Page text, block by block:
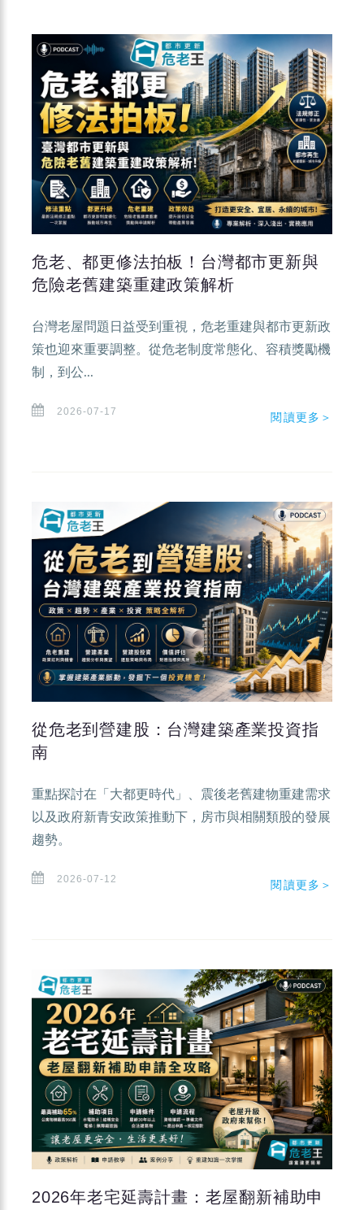
危老、都更修法拍板！台灣都市更新與
危險老舊建築重建政策解析
台灣老屋問題日益受到重視，危老重建與都市更新政
策也迎來重要調整。從危老制度常態化、容積獎勵機
制，到公...
2026-07-17 閱讀更多＞
從危老到營建股：台灣建築產業投資指
南
重點探討在「大都更時代」、震後老舊建物重建需求
以及政府新青安政策推動下，房市與相關類股的發展
趨勢。
2026-07-12 閱讀更多＞
2026年老宅延壽計畫：老屋翻新補助申